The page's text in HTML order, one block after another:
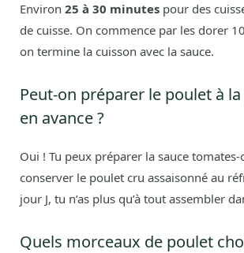
Environ 25 à 30 minutes pour des
de cuisse. On commence par les dorer
on termine la cuisson avec la sauce.
Peut-on préparer le poulet à
en avance ?
Oui ! Tu peux préparer la sauce
conserver le poulet cru assaisonné au
jour J, tu n’as plus qu’à tout assembler
Quels morceaux de poulet